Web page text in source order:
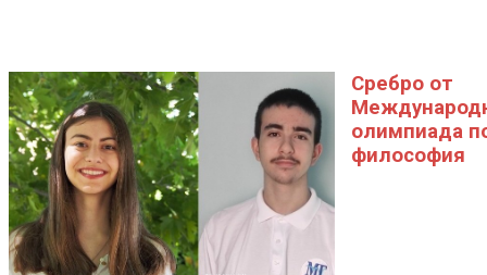
Сребро от
олимпиада
философия